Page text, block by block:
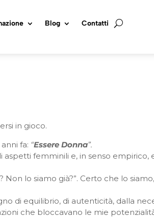
Blog Contatti
in gioco.
fa: “Essere Donna”.
femminili e, in senso empirico,
lo siamo già?”. Certo che lo
di equilibrio, di autenticità, dalla
che bloccavano le mie